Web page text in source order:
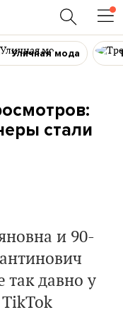
Уличная мода
стали
и 90-
так давно у
TikTok